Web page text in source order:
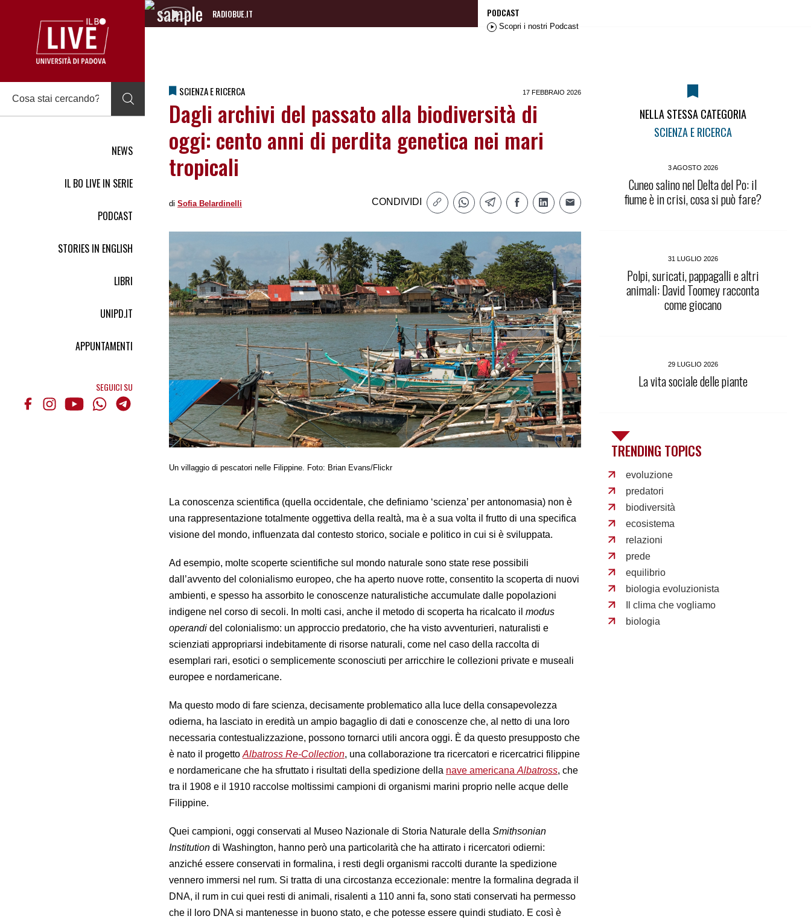
NEWS
IL BO LIVE IN SERIE
PODCAST
STORIES IN ENGLISH
LIBRI
UNIPD.IT
APPUNTAMENTI
SEGUICI SU
RADIOBUE.IT
Audio
PODCAST
Scopri i nostri Podcast
SCIENZA E RICERCA 17 FEBBRAIO 2026
Dagli archivi del passato alla biodiversità di
oggi: cento anni di perdita genetica nei mari
tropicali
di Sofia Belardinelli CONDIVIDI
Un villaggio di pescatori nelle Filippine. Foto: Brian Evans/Flickr
La conoscenza scientifica (quella occidentale, che definiamo ‘scienza’ per antonomasia) non è
una rappresentazione totalmente oggettiva della realtà, ma è a sua volta il frutto di una specifica
visione del mondo, influenzata dal contesto storico, sociale e politico in cui si è sviluppata.
Ad esempio, molte scoperte scientifiche sul mondo naturale sono state rese possibili
dall’avvento del colonialismo europeo, che ha aperto nuove rotte, consentito la scoperta di nuovi
ambienti, e spesso ha assorbito le conoscenze naturalistiche accumulate dalle popolazioni
indigene nel corso di secoli. In molti casi, anche il metodo di scoperta ha ricalcato il modus
operandi del colonialismo: un approccio predatorio, che ha visto avventurieri, naturalisti e
scienziati appropriarsi indebitamente di risorse naturali, come nel caso della raccolta di
esemplari rari, esotici o semplicemente sconosciuti per arricchire le collezioni private e museali
europee e nordamericane.
Ma questo modo di fare scienza, decisamente problematico alla luce della consapevolezza
odierna, ha lasciato in eredità un ampio bagaglio di dati e conoscenze che, al netto di una loro
necessaria contestualizzazione, possono tornarci utili ancora oggi. È da questo presupposto che
è nato il progetto Albatross Re-Collection, una collaborazione tra ricercatori e ricercatrici filippine
e nordamericane che ha sfruttato i risultati della spedizione della nave americana Albatross, che
tra il 1908 e il 1910 raccolse moltissimi campioni di organismi marini proprio nelle acque delle
Filippine.
Quei campioni, oggi conservati al Museo Nazionale di Storia Naturale della Smithsonian
Institution di Washington, hanno però una particolarità che ha attirato i ricercatori odierni:
anziché essere conservati in formalina, i resti degli organismi raccolti durante la spedizione
vennero immersi nel rum. Si tratta di una circostanza eccezionale: mentre la formalina degrada il
DNA, il rum in cui quei resti di animali, risalenti a 110 anni fa, sono stati conservati ha permesso
che il loro DNA si mantenesse in buono stato, e che potesse essere quindi studiato. E così è
NELLA STESSA CATEGORIA
SCIENZA E RICERCA
3 AGOSTO 2026
Cuneo salino nel Delta del Po: il
fiume è in crisi, cosa si può fare?
31 LUGLIO 2026
Polpi, suricati, pappagalli e altri
animali: David Toomey racconta
come giocano
29 LUGLIO 2026
La vita sociale delle piante
TRENDING TOPICS
evoluzione
predatori
biodiversità
ecosistema
relazioni
prede
equilibrio
biologia evoluzionista
Il clima che vogliamo
biologia